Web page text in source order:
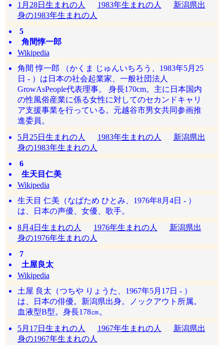
1月28日生まれの人
1983年生まれの人
新潟県出
身の1983年生まれの人
5
角間惇一郎
Wikipedia
角間 惇一郎 （かくま じゅんいちろう、1983年5月25
日 - ）は日本の社会起業家、一般社団法人
GrowAsPeople代表理事。 身長170cm。主に日本国内
の性風俗産業に係る女性に対してのセカンドキャリ
ア支援事業を行っている。元越谷市男女共同参画推
進委員。
5月25日生まれの人
1983年生まれの人
新潟県出
身の1983年生まれの人
6
生天目仁美
Wikipedia
生天目 仁美（なばため ひとみ、1976年8月4日 - ）
は、日本の声優、女優、歌手。
8月4日生まれの人
1976年生まれの人
新潟県出
身の1976年生まれの人
7
土屋良太
Wikipedia
土屋 良太（つちや りょうた、1967年5月17日 - ）
は、日本の俳優。新潟県出身。ノックアウト所属。
血液型B型。身長178㎝。
5月17日生まれの人
1967年生まれの人
新潟県出
身の1967年生まれの人